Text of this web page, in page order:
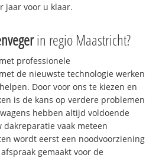
jaar voor u klaar.
in regio Maastricht?
professionele
de nieuwste technologie werken
Door voor ons te kiezen en
is de kans op verdere problemen
hebben altijd voldoende
vaak meteen
wordt eerst een noodvoorziening
gemaakt voor de